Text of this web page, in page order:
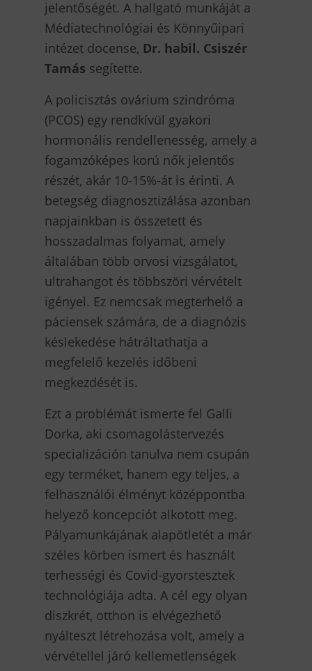
jelentőségét. A hallgató munkáját a
Médiatechnológiai és Könnyűipari
intézet docense, Dr. habil. Csiszér
Tamás segítette.
A policisztás ovárium szindróma
(PCOS) egy rendkívül gyakori
hormonális rendellenesség, amely a
fogamzóképes korú nők jelentős
részét, akár 10-15%-át is érinti. A
betegség diagnosztizálása azonban
napjainkban is összetett és
hosszadalmas folyamat, amely
általában több orvosi vizsgálatot,
ultrahangot és többszöri vérvételt
igényel. Ez nemcsak megterhelő a
páciensek számára, de a diagnózis
késlekedése hátráltathatja a
megfelelő kezelés időbeni
megkezdését is.
Ezt a problémát ismerte fel Galli
Dorka, aki csomagolástervezés
specializáción tanulva nem csupán
egy terméket, hanem egy teljes, a
felhasználói élményt középpontba
helyező koncepciót alkotott meg.
Pályamunkájának alapötletét a már
széles körben ismert és használt
terhességi és Covid-gyorstesztek
technológiája adta. A cél egy olyan
diszkrét, otthon is elvégezhető
nyálteszt létrehozása volt, amely a
vérvétellel járó kellemetlenségek